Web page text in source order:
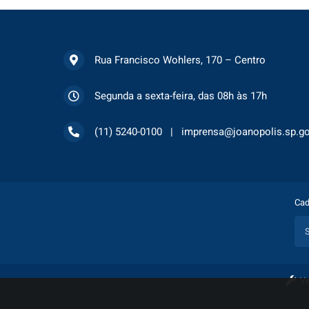
Rua Francisco Wohlers, 170 – Centro
Segunda a sexta-feira, das 08h às 17h
(11) 5240-0100